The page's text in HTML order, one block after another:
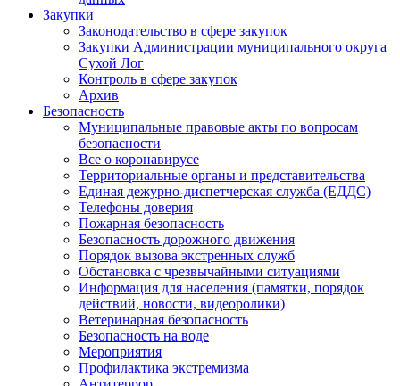
Закупки
Законодательство в сфере закупок
Закупки Администрации муниципального округа
Сухой Лог
Контроль в сфере закупок
Архив
Безопасность
Муниципальные правовые акты по вопросам
безопасности
Все о коронавирусе
Территориальные органы и представительства
Единая дежурно-диспетчерская служба (ЕДДС)
Телефоны доверия
Пожарная безопасность
Безопасность дорожного движения
Порядок вызова экстренных служб
Обстановка с чрезвычайными ситуациями
Информация для населения (памятки, порядок
действий, новости, видеоролики)
Ветеринарная безопасность
Безопасность на воде
Мероприятия
Профилактика экстремизма